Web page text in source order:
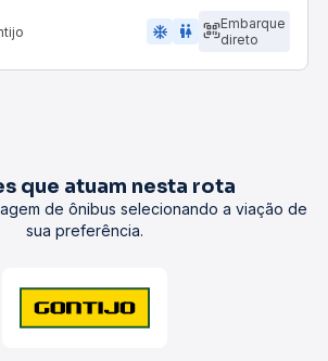
ac_unit wc
Embarque
direto
que atuam nesta rota
de ônibus selecionando a viação de
sua preferência.